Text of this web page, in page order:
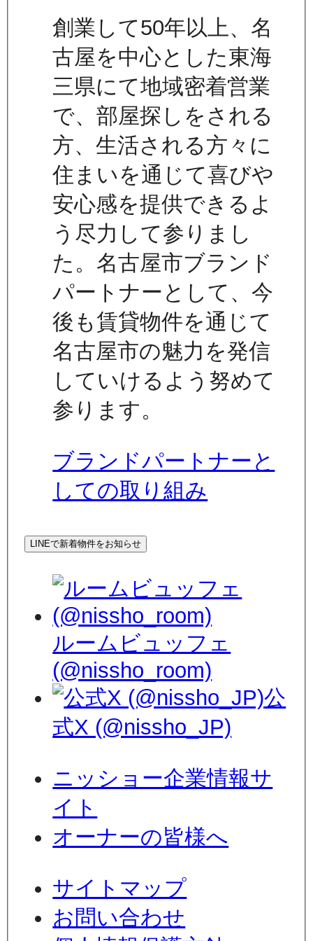
創業して50年以上、名
古屋を中心とした東海
三県にて地域密着営業
で、部屋探しをされる
方、生活される方々に
住まいを通じて喜びや
安心感を提供できるよ
う尽力して参りまし
た。名古屋市ブランド
パートナーとして、今
後も賃貸物件を通じて
名古屋市の魅力を発信
していけるよう努めて
参ります。
ブランドパートナーと
しての取り組み
LINEで新着物件をお知らせ
ルームビュッフェ
(@nissho_room)
公
式X (@nissho_JP)
ニッショー企業情報サ
イト
オーナーの皆様へ
サイトマップ
お問い合わせ